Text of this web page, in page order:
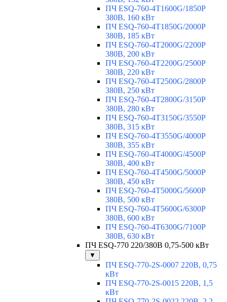
ПЧ ESQ-760-4T1600G/1850P
380В, 160 кВт
ПЧ ESQ-760-4T1850G/2000P
380В, 185 кВт
ПЧ ESQ-760-4T2000G/2200P
380В, 200 кВт
ПЧ ESQ-760-4T2200G/2500P
380В, 220 кВт
ПЧ ESQ-760-4T2500G/2800P
380В, 250 кВт
ПЧ ESQ-760-4T2800G/3150P
380В, 280 кВт
ПЧ ESQ-760-4T3150G/3550P
380В, 315 кВт
ПЧ ESQ-760-4T3550G/4000P
380В, 355 кВт
ПЧ ESQ-760-4T4000G/4500P
380В, 400 кВт
ПЧ ESQ-760-4T4500G/5000P
380В, 450 кВт
ПЧ ESQ-760-4T5000G/5600P
380В, 500 кВт
ПЧ ESQ-760-4T5600G/6300P
380В, 600 кВт
ПЧ ESQ-760-4T6300G/7100P
380В, 630 кВт
ПЧ ESQ-770 220/380В 0,75-500 кВт
▼
ПЧ ESQ-770-2S-0007 220В, 0,75
кВт
ПЧ ESQ-770-2S-0015 220В, 1,5
кВт